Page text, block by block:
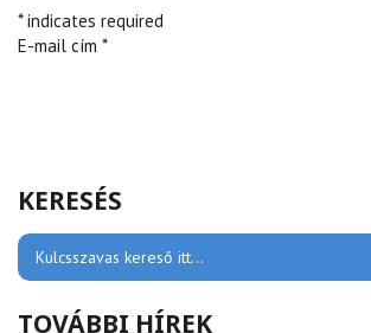
* indicates required
E-mail cím *
KERESÉS
TOVÁBBI HÍREK